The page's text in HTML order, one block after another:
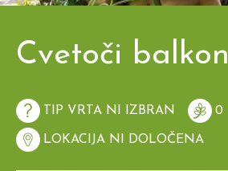
Cvetoči balkon
TIP VRTA NI IZBRAN 0
LOKACIJA NI DOLOČENA